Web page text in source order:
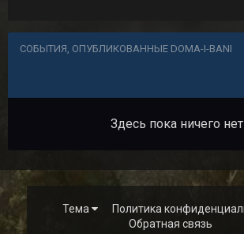
СОБЫТИЯ, ОПУБЛИКОВАННЫЕ DOMA-I-BANI
Здесь пока ничего нет
Тема
Политика
Обратная связь